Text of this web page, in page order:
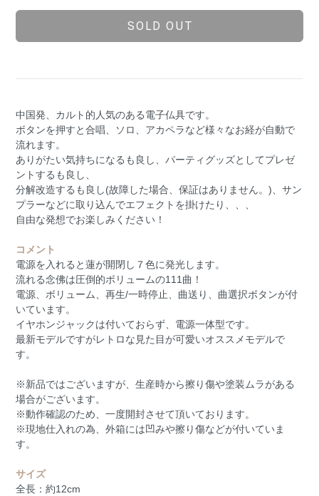
SOLD OUT
中国発、カルト的人気のある電子仏具です。
ボタンを押すと合唱、ソロ、アカペラなど様々なお経が自動で
流れます。
ありがたい気持ちになるも良し、パーティグッズとしてプレゼ
ントするも良し、
分解改造するも良し(故障した場合、保証はありません。)、サン
プラーなどに取り込んでエフェクトを掛けたり、、、
自由な発想でお楽しみください！
コメント
電源を入れると蓮が開閉し７色に発光します。
流れる念佛は圧倒的ボリュームの111曲！
電源、ボリューム、再生/一時停止、曲送り、曲選択ボタンが付
いています。
イヤホンジャックは付いておらず、電源一体型です。
最新モデルですがレトロな見た目が可愛いオススメモデルで
す。
※新品ではございますが、生産時から擦り傷や塗装ムラがある
場合がございます。
※動作確認のため、一度開封させて頂いております。
※現地仕入れの為、外箱には凹みや擦り傷などが付いていま
す。
サイズ
全長：約12cm